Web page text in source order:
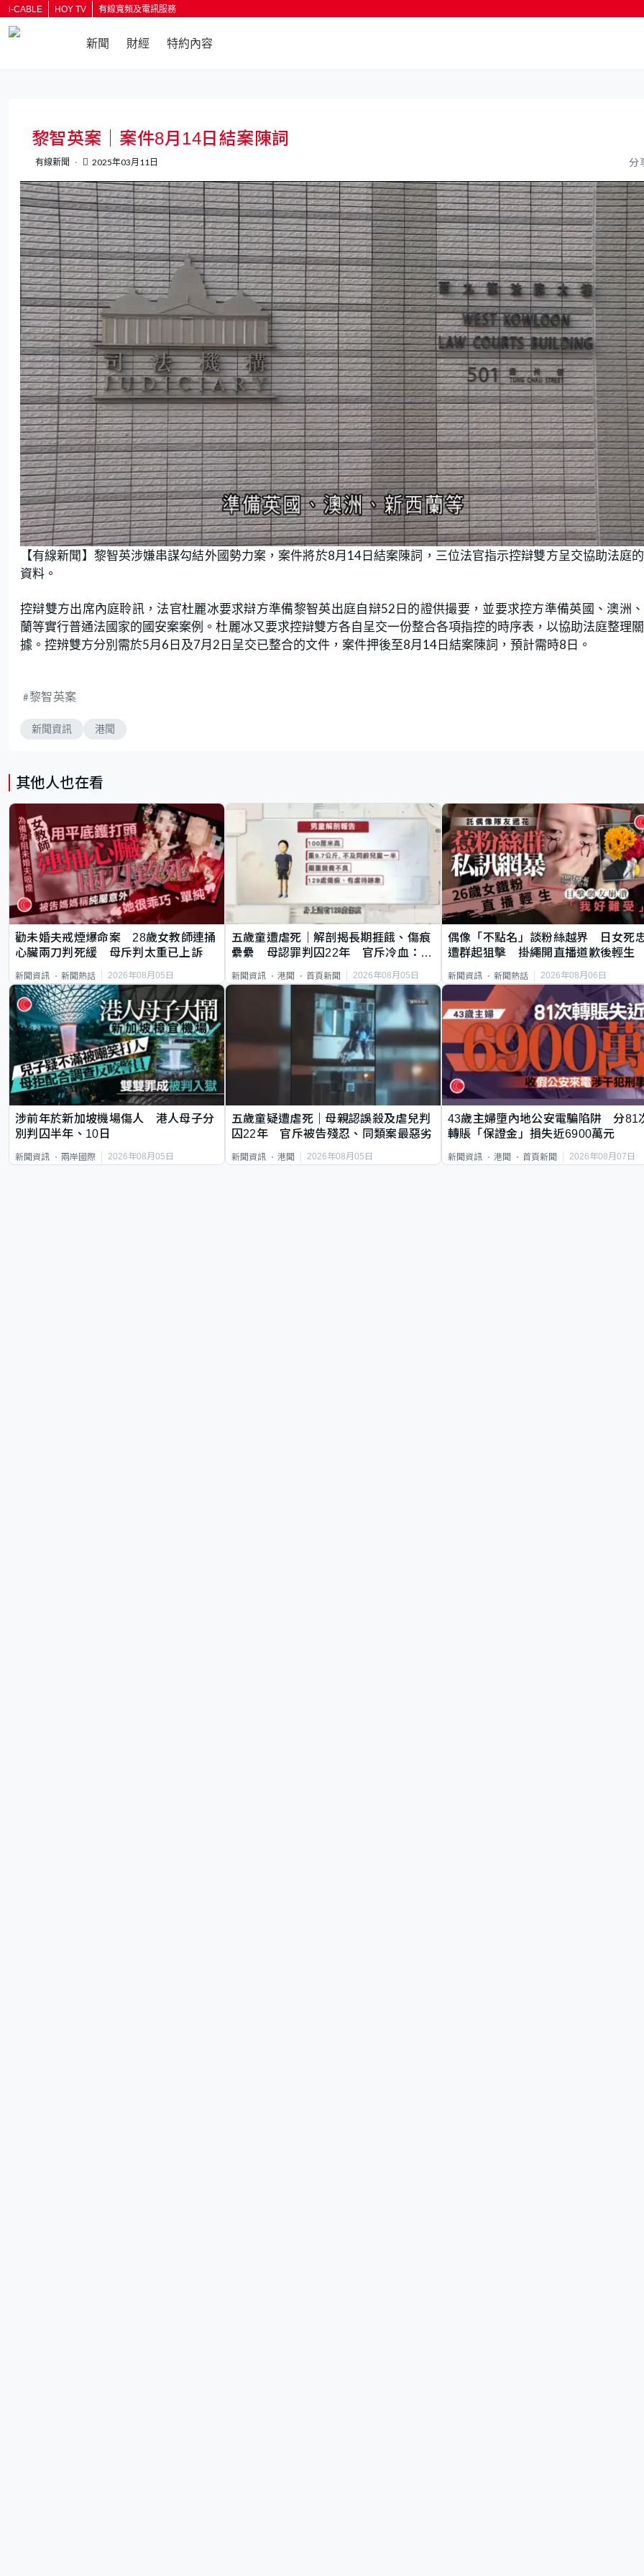
i-CABLE HOY TV 有線寬頻及電訊服務
新聞 財經 特約內容
黎智英案｜案件8月14日結案陳詞
有線新聞 2025年03月11日 分
【有線新聞】黎智英涉嫌串謀勾結外國勢力案，案件將於8月14日結案陳詞，三位法官指示控辯雙方呈交協助法庭
資料。
控辯雙方出席內庭聆訊，法官杜麗冰要求辯方準備黎智英出庭自辯52日的證供撮要，並要求控方準備英國、澳洲
蘭等實行普通法國家的國安案案例。杜麗冰又要求控辯雙方各自呈交一份整合各項指控的時序表，以協助法庭整理
據。控辨雙方分別需於5月6日及7月2日呈交已整合的文件，案件押後至8月14日結案陳詞，預計需時8日。
黎智英案
新聞資訊 港聞
其他人也在看
勸未婚夫戒煙爆命案 28歲女教師連捅
心臟兩刀判死緩 母斥判太重已上訴
新聞資訊 新聞熱話 2026年08月05日
五歲童遭虐死｜解剖揭長期捱餓、傷痕
纍纍 母認罪判囚22年 官斥冷血：同
新聞資訊 港聞 首頁新聞 2026年08月05日
偶像「不點名」談粉絲越界 日女死
遭群起狙擊 掛繩開直播道歉後輕生
新聞資訊 新聞熱話 2026年08月06日
涉前年於新加坡機場傷人 港人母子分
別判囚半年、10日
新聞資訊 兩岸國際 2026年08月05日
五歲童疑遭虐死｜母親認誤殺及虐兒判
囚22年 官斥被告殘忍、同類案最惡劣
新聞資訊 港聞 2026年08月05日
43歲主婦墮內地公安電騙陷阱 分81
轉賬「保證金」損失近6900萬元
新聞資訊 港聞 首頁新聞 2026年08月07日